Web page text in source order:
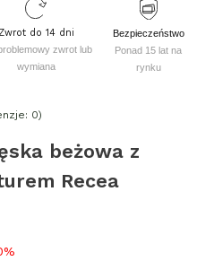
Zwrot do 14 dni
zwrot lub
wymiana
Bezpieczeństwo
Ponad 15 lat na
rynku
0)
beżowa z
Recea